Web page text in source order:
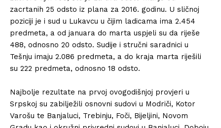
zacrtanih 25 odsto iz plana za 2016. godinu. U sličnoj
poziciji je i sud u Lukavcu u čijim ladicama ima 2.454
predmeta, a od januara do marta uspjeli su da riješe
488, odnosno 20 odsto. Sudije i stručni saradnici u
Tešnju imaju 2.086 predmeta, a do kraja marta riješili
su 222 predmeta, odnosno 18 odsto.
Najbolje rezultate na prvoj ovogodišnjoj provjeri u
Srpskoj su zabilježili osnovni sudovi u Modriči, Kotor
Varošu te Banjaluci, Trebinju, Foči, Bijeljini, Novom